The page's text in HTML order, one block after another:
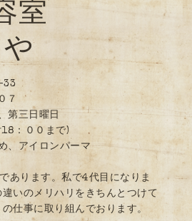
室
11-33
７
三日曜日
：００まで)
、アイロンパーマ
あります。私で4代目になりま
いのメリハリをきちんとつけて
仕事に取り組んでおります。